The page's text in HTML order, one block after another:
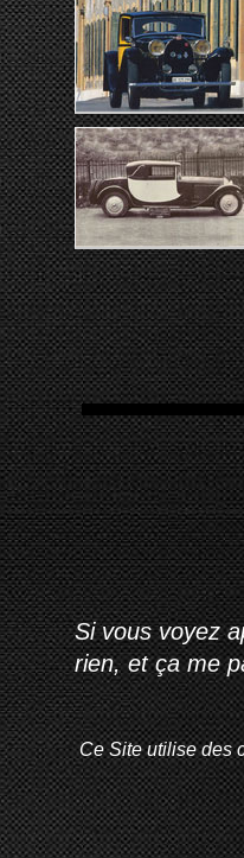
Si vous voyez
rien, et ça me
Ce Site utilise des